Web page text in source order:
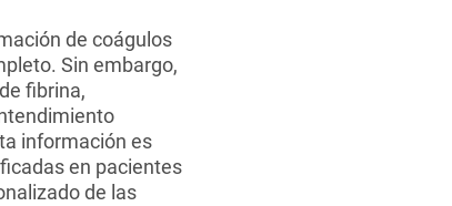
de coágulos
Sin embargo,
fibrina,
información es
en pacientes
de las